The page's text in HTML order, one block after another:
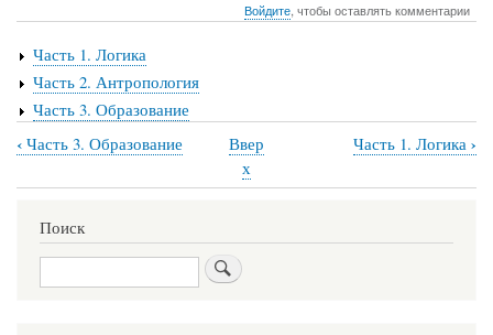
Войдите, чтобы оставлять комментарии
Часть 1. Логика
Часть 2. Антропология
Часть 3. Образование
Перекрёстные
ссылки
книги
для
Выдержки
‹ Часть 3. Образование
Ввер
х
Часть 1. Логика ›
Поиск
Поиск